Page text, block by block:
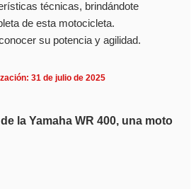
técnicas, brindándote
de esta motocicleta.
su potencia y agilidad.
31 de julio de 2025
la Yamaha WR 400, una moto